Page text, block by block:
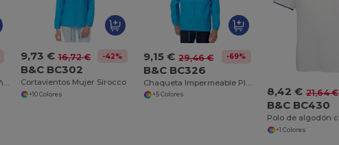
9,73 € 16,72 € -42%
B&C BC302
Cortavientos Mujer Sirocco
+10 Colores
9,15 € 29,46 € -69%
B&C BC326
+5 Colores 8,42 € 21,64 €
B&C BC430
+1 Colores